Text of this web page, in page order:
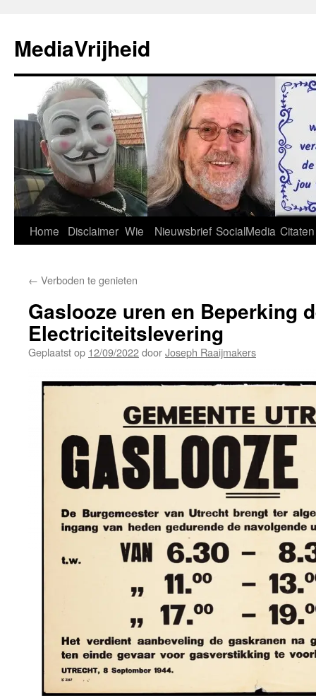
de
inhoud
MediaVrijheid
Home Disclaimer Wie Nieuwsbrief SocialMedia Citaten
← Verboden te genieten
Gaslooze uren en Beperking
Electriciteitslevering
Geplaatst op 12/09/2022doorJoseph Raaijmakers